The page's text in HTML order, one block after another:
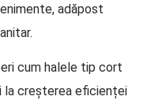
adăpost
cum halele tip cort
la creșterea eficienței